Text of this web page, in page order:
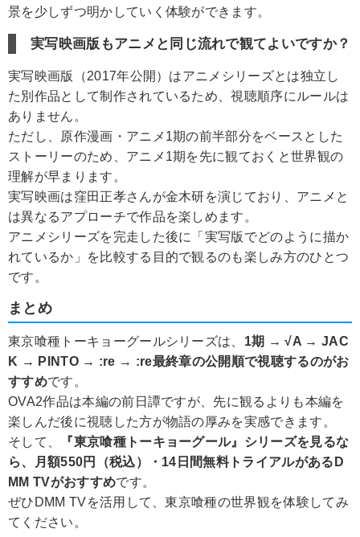
景を少しずつ明かしていく体験ができます。
実写映画版もアニメと同じ流れで観てよいですか？
実写映画版（2017年公開）はアニメシリーズとは独立し
た別作品として制作されているため、視聴順序にルールは
ありません。
ただし、原作漫画・アニメ1期の前半部分をベースとした
ストーリーのため、アニメ1期を先に観ておくと世界観の
理解が早まります。
実写映画は窪田正孝さんが金木研を演じており、アニメと
は異なるアプローチで作品を楽しめます。
アニメシリーズを完走した後に「実写版でどのように描か
れているか」を比較する目的で観るのも楽しみ方のひとつ
です。
まとめ
東京喰種トーキョーグールシリーズは、 1期 → √A → JAC
K → PINTO → :re → :re最終章の公開順で視聴するのがお
すすめです。
OVA2作品は本編の前日譚ですが、先に観るよりも本編を
楽しんだ後に視聴した方が物語の厚みを実感できます。
そして、
『東京喰種トーキョーグール』シリーズを見るな
ら、月額550円（税込）・14日間無料トライアルがあるD
MM TVがおすすめです。
ぜひDMM TVを活用して、東京喰種の世界観を体験してみ
てください。